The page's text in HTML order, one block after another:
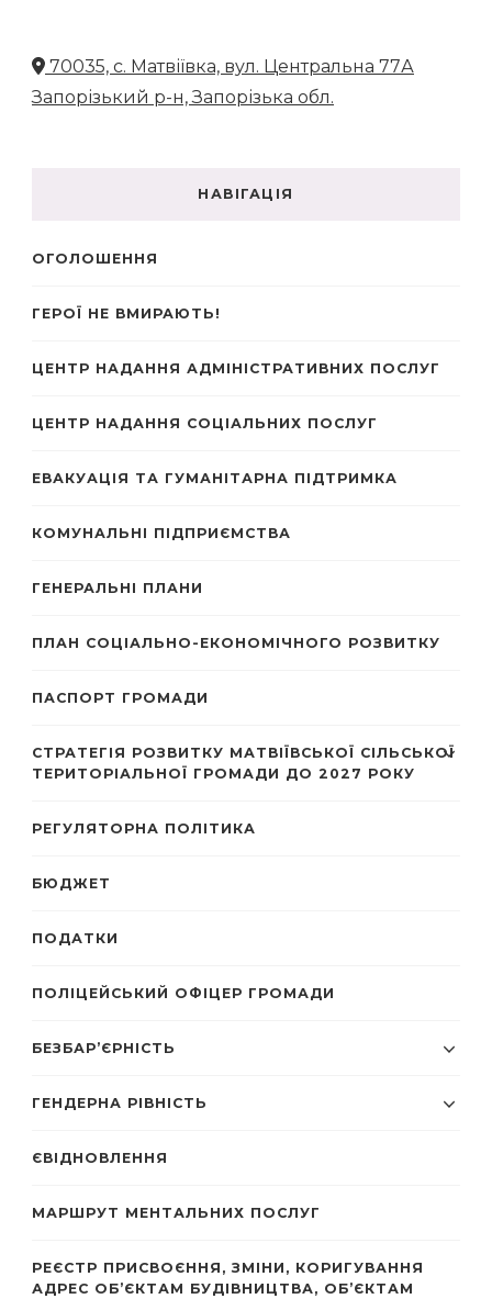
70035, с. Матвіївка, вул. Центральна 77А
Запорізький р-н, Запорізька обл.
НАВІГАЦІЯ
ОГОЛОШЕННЯ
ГЕРОЇ НЕ ВМИРАЮТЬ!
ЦЕНТР НАДАННЯ АДМІНІСТРАТИВНИХ ПОСЛУГ
ЦЕНТР НАДАННЯ СОЦІАЛЬНИХ ПОСЛУГ
ЕВАКУАЦІЯ ТА ГУМАНІТАРНА ПІДТРИМКА
КОМУНАЛЬНІ ПІДПРИЄМСТВА
ГЕНЕРАЛЬНІ ПЛАНИ
ПЛАН СОЦІАЛЬНО-ЕКОНОМІЧНОГО РОЗВИТКУ
ПАСПОРТ ГРОМАДИ
СТРАТЕГІЯ РОЗВИТКУ МАТВІЇВСЬКОЇ СІЛЬСЬКОЇ
ТЕРИТОРІАЛЬНОЇ ГРОМАДИ ДО 2027 РОКУ
РЕГУЛЯТОРНА ПОЛІТИКА
БЮДЖЕТ
ПОДАТКИ
ПОЛІЦЕЙСЬКИЙ ОФІЦЕР ГРОМАДИ
БЕЗБАР’ЄРНІСТЬ
ГЕНДЕРНА РІВНІСТЬ
ЄВІДНОВЛЕННЯ
МАРШРУТ МЕНТАЛЬНИХ ПОСЛУГ
РЕЄСТР ПРИСВОЄННЯ, ЗМІНИ, КОРИГУВАННЯ
АДРЕС ОБ’ЄКТАМ БУДІВНИЦТВА, ОБ’ЄКТАМ